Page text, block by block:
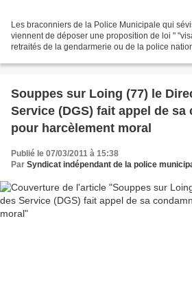
Les braconniers de la Police Municipale qui
viennent de déposer une proposition de loi "
retraités de la gendarmerie ou de la police
Souppes sur Loing (77) le
Service (DGS) fait appel de sa
pour harcèlement moral
Publié le 07/03/2011 à 15:38
Par Syndicat indépendant de la police